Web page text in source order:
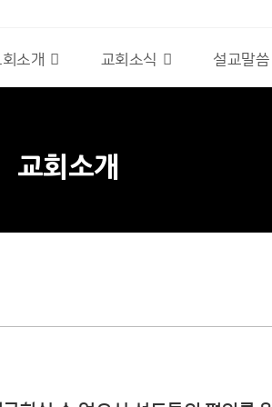
소개 교회소식 설교말씀
교회소개